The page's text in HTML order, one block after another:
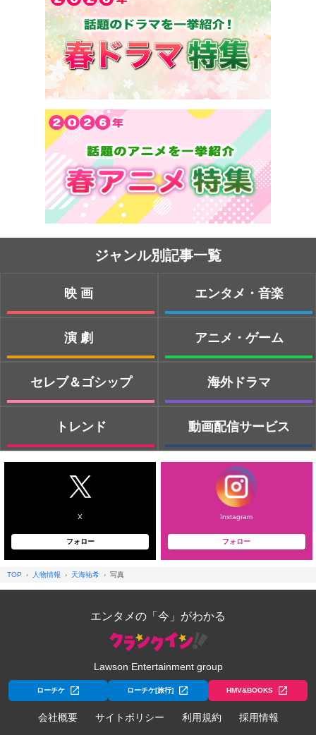
ジャンル別記事一覧
映画
演劇
セレブ＆ゴシップ
トレンド
エンタメ・音楽
アニメ・ゲーム
海外ドラマ
動画配信サービス
X
フォロー
Instagram
フォロー
TOP 人物情報 天海祐希 写真
エンタメの「今」がわかる
Lawson Entertainment group
ローチケ ローチケ[旅行] HMV&BOOKS
会社概要 サイトポリシー 利用規約 採用情報